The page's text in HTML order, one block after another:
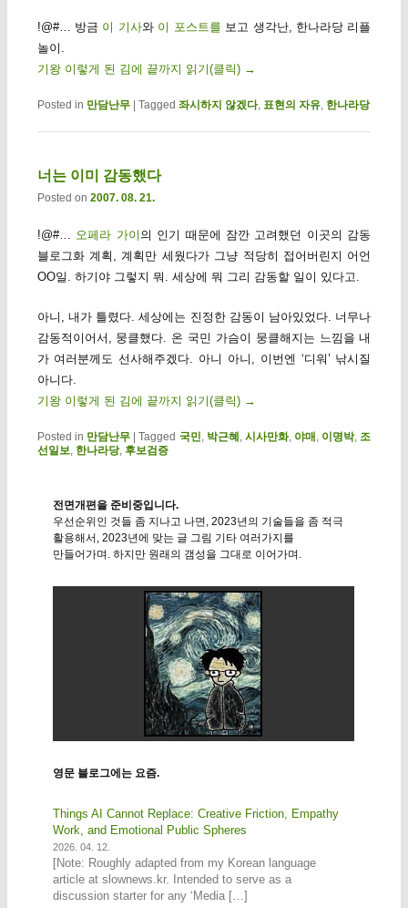
!@#… 방금 이 기사와 이 포스트를 보고 생각난, 한나라당 리플
놀이.
기왕 이렇게 된 김에 끝까지 읽기(클릭) →
Posted in 만담난무 Tagged 좌시하지 않겠다, 표현의 자유, 한나라당
너는 이미 감동했다
Posted on 2007. 08. 21.
!@#… 오페라 가이 의 인기 때문에 잠깐 고려했던 이곳의 감동
블로그화 계획, 계획만 세웠다가 그냥 적당히 접어버린지 어언
OO일. 하기야 그렇지 뭐. 세상에 뭐 그리 감동할 일이 있다고.
아니, 내가 틀렸다. 세상에는 진정한 감동이 남아있었다. 너무나
감동적이어서, 뭉클했다. 온 국민 가슴이 뭉클해지는 느낌을 내
가 여러분께도 선사해주겠다. 아니 아니, 이번엔 ‘디워’ 낚시질
아니다.
기왕 이렇게 된 김에 끝까지 읽기(클릭) →
Posted in 만담난무 |Tagged 국민, 박근혜 , 시사만화, 야매 , 이명박,조
선일보, 한나라당, 후보검증
전면개편을 준비중입니다.
우선순위인 것들 좀 지나고 나면, 2023년의 기술들을 좀 적극
활용해서, 2023년에 맞는 글 그림 기타 여러가지를
만들어가며. 하지만 원래의 갬성을 그대로 이어가며.
영문 블로그에는 요즘.
Things AI Cannot Replace: Creative Friction, Empathy
Work, and Emotional Public Spheres
2026. 04. 12.
[Note: Roughly adapted from my Korean language
article at slownews.kr. Intended to serve as a
discussion starter for any ‘Media […]